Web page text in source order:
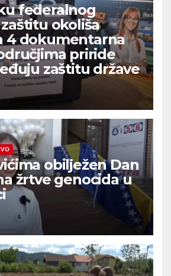
federalnog
okoliša
4 dokumentarna
priride
zaštitu države
obilježen Dan
žrtve genocida u